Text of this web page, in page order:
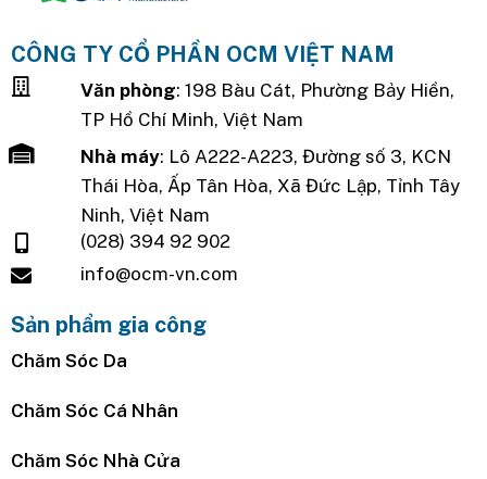
CÔNG TY CỔ PHẦN OCM VIỆT NAM
Văn phòng: 198 Bàu Cát, Phường Bảy Hiền,
TP Hồ Chí Minh, Việt Nam
Nhà máy: Lô A222-A223, Đường số 3, KCN
Thái Hòa, Ấp Tân Hòa, Xã Đức Lập, Tỉnh Tây
Ninh, Việt Nam
(028) 394 92 902
info@ocm-vn.com
Sản phẩm gia công
Chăm Sóc Da
Chăm Sóc Cá Nhân
Chăm Sóc Nhà Cửa